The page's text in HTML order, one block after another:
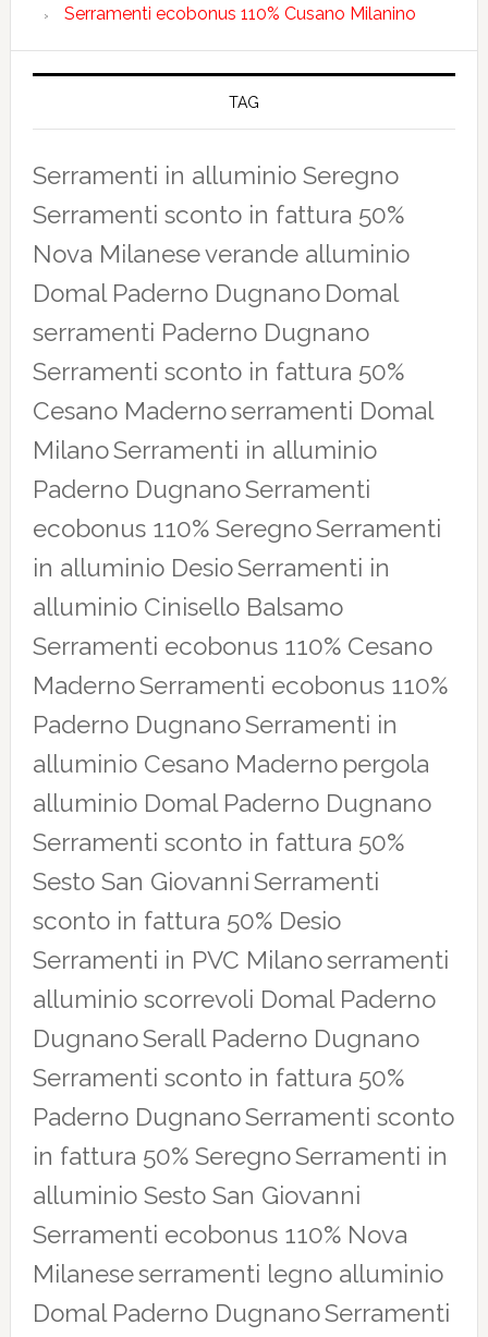
Serramenti ecobonus 110% Cusano Milanino
TAG
Serramenti in alluminio Seregno
Serramenti sconto in fattura 50%
Nova Milaneseverande alluminio
Domal Paderno Dugnano Domal
serramenti Paderno Dugnano
Serramenti sconto in fattura 50%
Cesano Madernoserramenti Domal
MilanoSerramenti in alluminio
Paderno DugnanoSerramenti
ecobonus 110% SeregnoSerramenti
in alluminio DesioSerramenti in
alluminio Cinisello Balsamo
Serramenti ecobonus 110% Cesano
MadernoSerramenti ecobonus 110%
Paderno DugnanoSerramenti in
alluminio Cesano Maderno pergola
alluminio Domal Paderno Dugnano
Serramenti sconto in fattura 50%
Sesto San GiovanniSerramenti
sconto in fattura 50% Desio
Serramenti in PVC Milanoserramenti
alluminio scorrevoli Domal Paderno
DugnanoSerall Paderno Dugnano
Serramenti sconto in fattura 50%
Paderno DugnanoSerramenti sconto
in fattura 50% SeregnoSerramenti in
alluminio Sesto San Giovanni
Serramenti ecobonus 110% Nova
Milaneseserramenti legno alluminio
Domal Paderno DugnanoSerramenti